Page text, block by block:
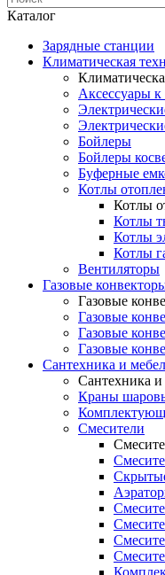
Каталог
Зарядные станции
Климатическая
Аксессуары к
Бойлеры
Бойлеры
Буферные
Котлы
Котлы
Котлы
Котлы
Котлы
Вентиляторы
Газовые
Газовые
Газовые
Газовые
Газовые
Сантехника и
Сантехника и
Краны
Смесители